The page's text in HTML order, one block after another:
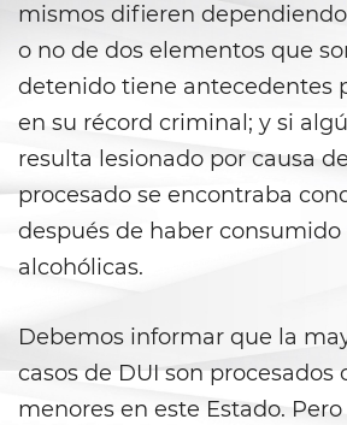
Libertad
Palabra
Petición para
Condena por
Sello de
Violación de la
de Fuego
Delitos Contra La
mismos difieren
o no de dos elementos que
detenido tiene antecedentes
en su récord criminal; y si
resulta lesionado por causa
procesado se encontraba
después de haber
alcohólicas.
Debemos informar que la
casos de DUI son procesados
menores en este Estado.